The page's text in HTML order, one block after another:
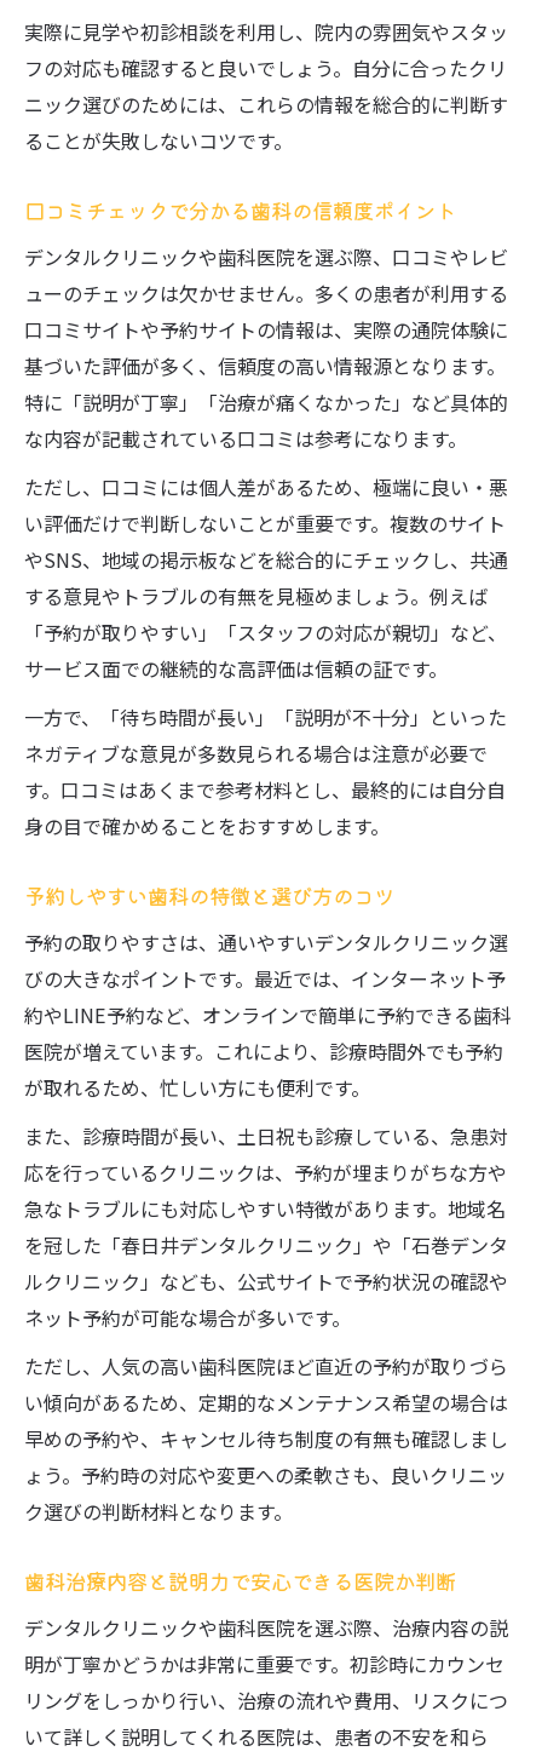
実際に見学や初診相談を利用し、院内の雰囲気やスタッ
フの対応も確認すると良いでしょう。自分に合ったクリ
ニック選びのためには、これらの情報を総合的に判断す
ることが失敗しないコツです。
口コミチェックで分かる歯科の信頼度ポイント
デンタルクリニックや歯科医院を選ぶ際、口コミやレビ
ューのチェックは欠かせません。多くの患者が利用する
口コミサイトや予約サイトの情報は、実際の通院体験に
基づいた評価が多く、信頼度の高い情報源となります。
特に「説明が丁寧」「治療が痛くなかった」など具体的
な内容が記載されている口コミは参考になります。
ただし、口コミには個人差があるため、極端に良い・悪
い評価だけで判断しないことが重要です。複数のサイト
やSNS、地域の掲示板などを総合的にチェックし、共通
する意見やトラブルの有無を見極めましょう。例えば
「予約が取りやすい」「スタッフの対応が親切」など、
サービス面での継続的な高評価は信頼の証です。
一方で、「待ち時間が長い」「説明が不十分」といった
ネガティブな意見が多数見られる場合は注意が必要で
す。口コミはあくまで参考材料とし、最終的には自分自
身の目で確かめることをおすすめします。
予約しやすい歯科の特徴と選び方のコツ
予約の取りやすさは、通いやすいデンタルクリニック選
びの大きなポイントです。最近では、インターネット予
約やLINE予約など、オンラインで簡単に予約できる歯科
医院が増えています。これにより、診療時間外でも予約
が取れるため、忙しい方にも便利です。
また、診療時間が長い、土日祝も診療している、急患対
応を行っているクリニックは、予約が埋まりがちな方や
急なトラブルにも対応しやすい特徴があります。地域名
を冠した「春日井デンタルクリニック」や「石巻デンタ
ルクリニック」なども、公式サイトで予約状況の確認や
ネット予約が可能な場合が多いです。
ただし、人気の高い歯科医院ほど直近の予約が取りづら
い傾向があるため、定期的なメンテナンス希望の場合は
早めの予約や、キャンセル待ち制度の有無も確認しまし
ょう。予約時の対応や変更への柔軟さも、良いクリニッ
ク選びの判断材料となります。
歯科治療内容と説明力で安心できる医院か判断
デンタルクリニックや歯科医院を選ぶ際、治療内容の説
明が丁寧かどうかは非常に重要です。初診時にカウンセ
リングをしっかり行い、治療の流れや費用、リスクにつ
いて詳しく説明してくれる医院は、患者の不安を和ら